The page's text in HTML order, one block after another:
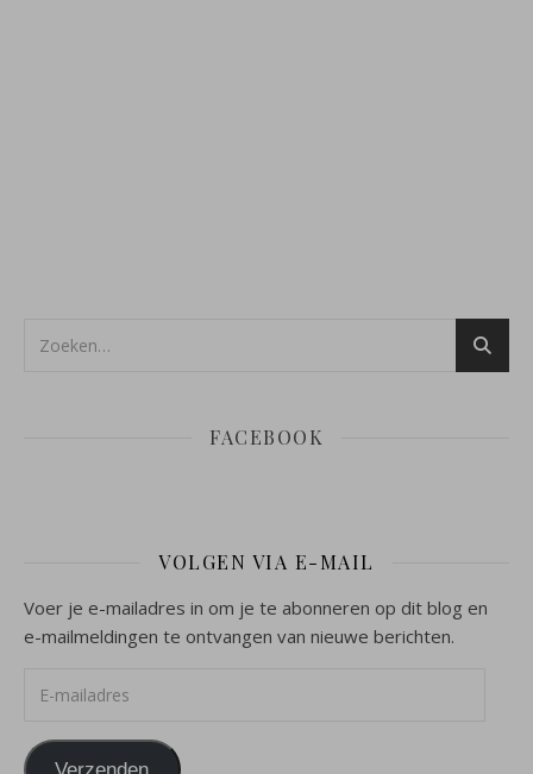
FACEBOOK
VOLGEN VIA E-MAIL
Voer je e-mailadres in om je te abonneren op dit blog en
e-mailmeldingen te ontvangen van nieuwe berichten.
Verzenden